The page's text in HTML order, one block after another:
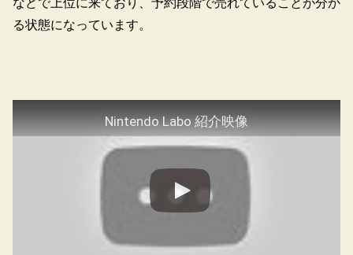
などで上位に来ており、予約段階で売れていることが分か
る状態になっています。
Nintendo Labo 紹介映像